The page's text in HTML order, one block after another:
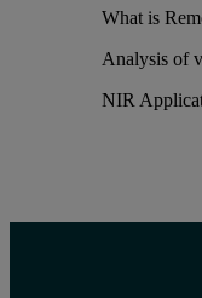
What is
Analysis of
NIR